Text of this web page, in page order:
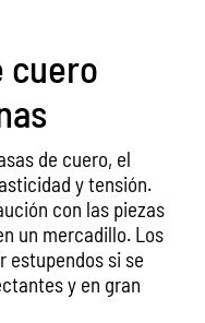
cuero
de cuero, el
y tensión.
con las piezas
un mercadillo. Los
estupendos si se
y en gran